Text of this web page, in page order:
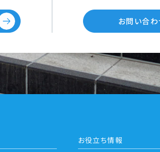
お問い合わ
お役立ち情報